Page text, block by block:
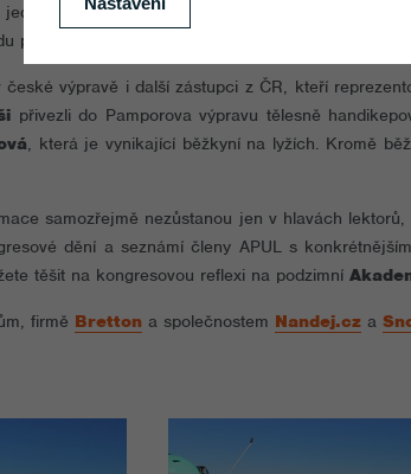
jednání na půdě presidia kongresu a organizace
při slavnostním zakončení, můžeme jen
výpravě i další zástupci z ČR, kteří
přivezli do Pamporova výpravu tělesně
, která je vynikající běžkyní na lyžích. Kromě
samozřejmě nezůstanou jen v hlavách
dění a seznámí členy APUL s
těšit na kongresovou reflexi na podzimní
firmě Bretton a společnostem Nandej.cz a